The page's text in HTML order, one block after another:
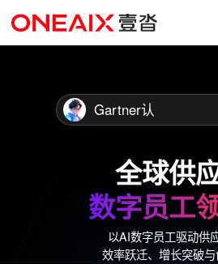
Gartner认可，
全球供
数字员工
以AI数字员工驱动供
效率跃迁、增长突破